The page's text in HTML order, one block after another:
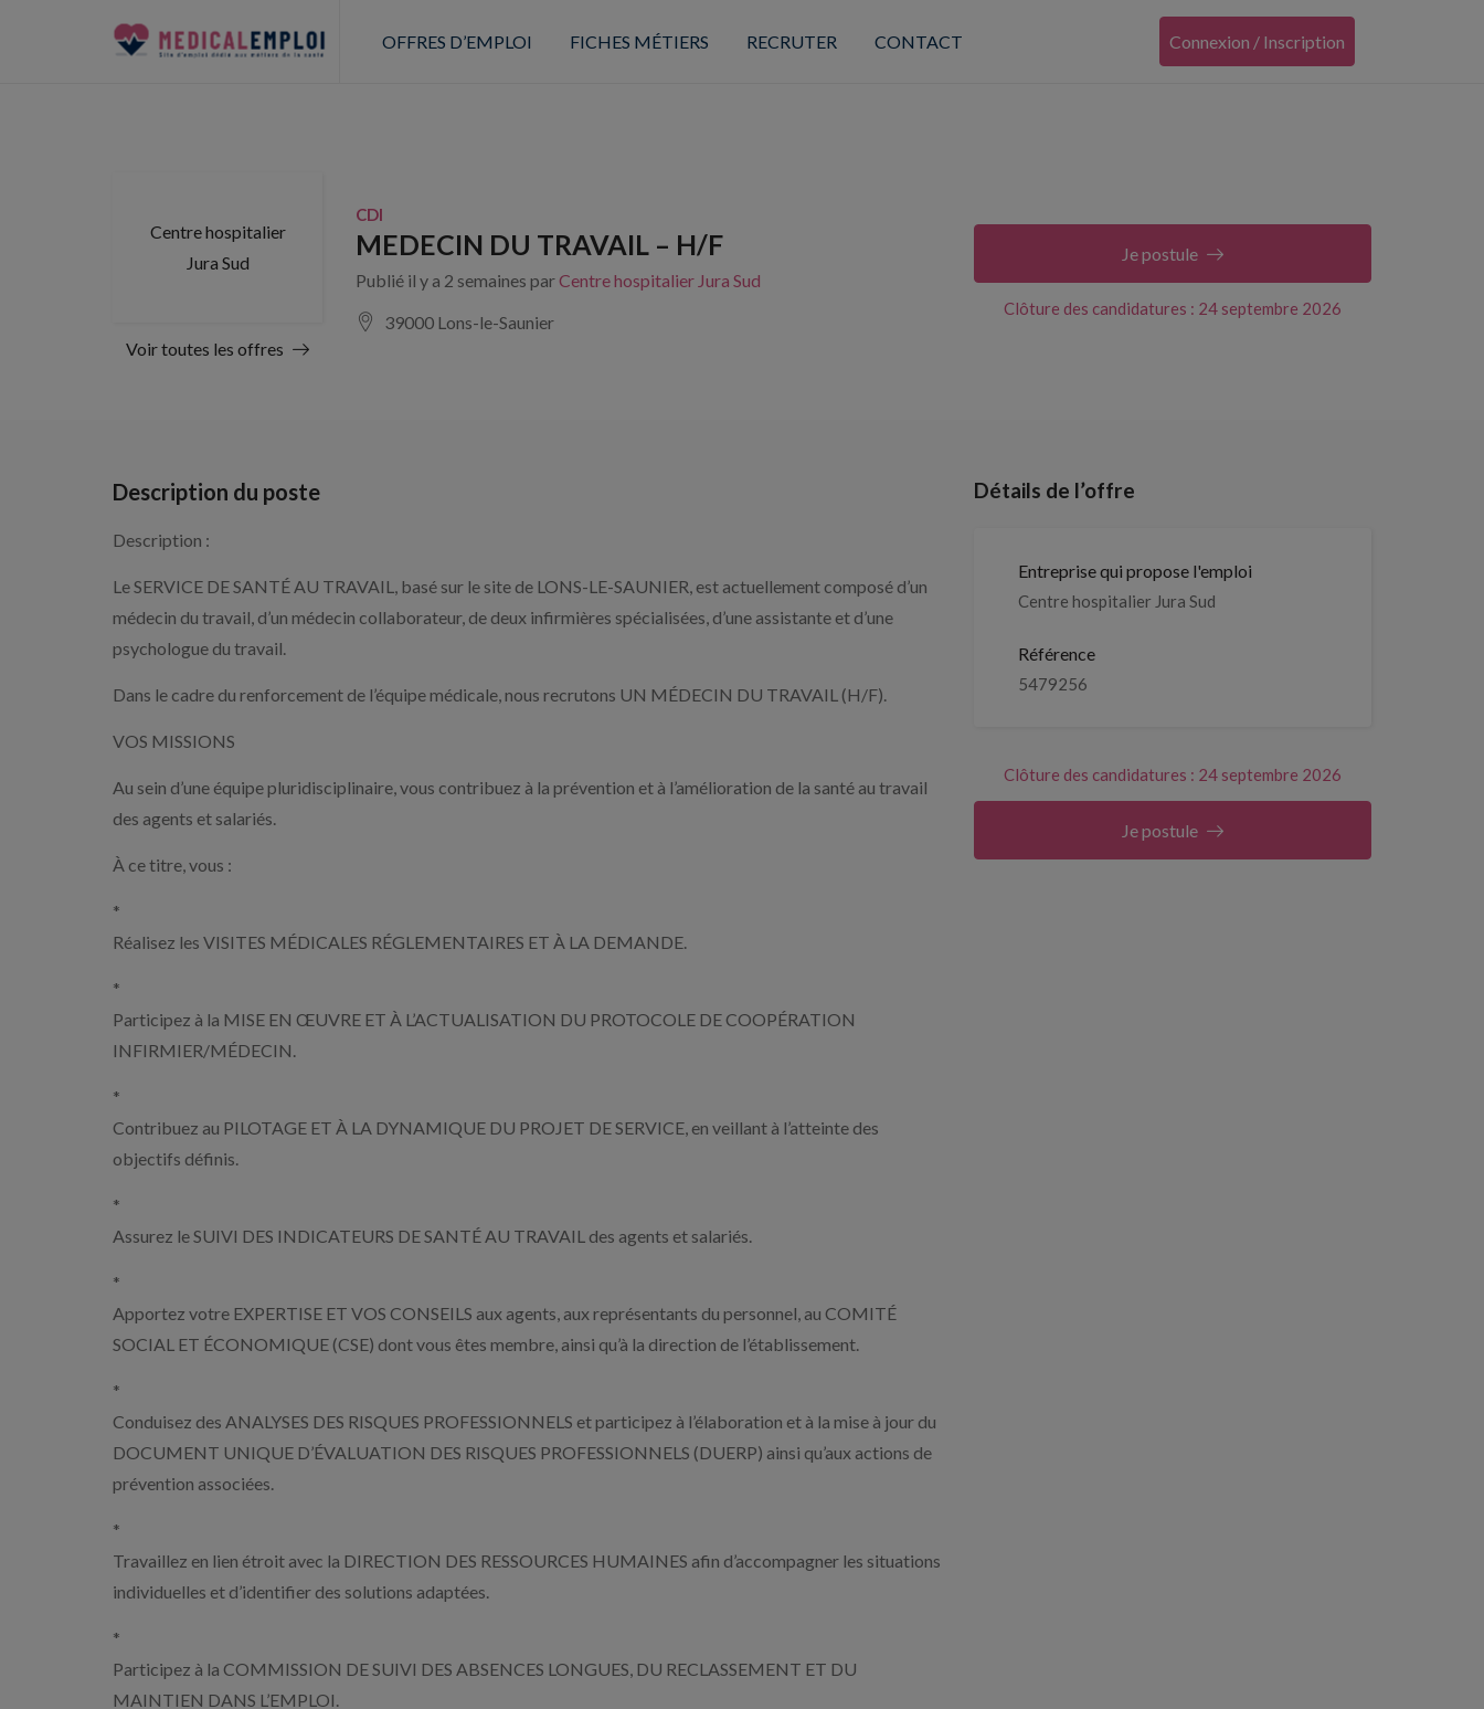
OFFRES D’EMPLOI FICHES MÉTIERS RECRUTER CONTACT Connexion / Inscription
Centre hospitalier
Jura Sud
Voir toutes les offres
CDI
MEDECIN DU TRAVAIL – H/F
Publié il y a 2 semaines parCentre hospitalier Jura Sud
39000 Lons-le-Saunier
Clôture des candidatures : 24 septembre 2026
Je postule
Description du poste
Description :
Le SERVICE DE SANTÉ AU TRAVAIL, basé sur le site de LONS-LE-SAUNIER, est actuellement composé d’un
médecin du travail, d’un médecin collaborateur, de deux infirmières spécialisées, d’une assistante et d’une
psychologue du travail.
Dans le cadre du renforcement de l’équipe médicale, nous recrutons UN MÉDECIN DU TRAVAIL (H/F).
VOS MISSIONS
Au sein d’une équipe pluridisciplinaire, vous contribuez à la prévention et à l’amélioration de la santé au travail
des agents et salariés.
À ce titre, vous :
*
Réalisez les VISITES MÉDICALES RÉGLEMENTAIRES ET À LA DEMANDE.
*
Participez à la MISE EN ŒUVRE ET À L’ACTUALISATION DU PROTOCOLE DE COOPÉRATION
INFIRMIER/MÉDECIN.
*
Contribuez au PILOTAGE ET À LA DYNAMIQUE DU PROJET DE SERVICE, en veillant à l’atteinte des
objectifs définis.
*
Assurez le SUIVI DES INDICATEURS DE SANTÉ AU TRAVAIL des agents et salariés.
*
Apportez votre EXPERTISE ET VOS CONSEILS aux agents, aux représentants du personnel, au COMITÉ
SOCIAL ET ÉCONOMIQUE (CSE) dont vous êtes membre, ainsi qu’à la direction de l’établissement.
*
Conduisez des ANALYSES DES RISQUES PROFESSIONNELS et participez à l’élaboration et à la mise à jour du
DOCUMENT UNIQUE D’ÉVALUATION DES RISQUES PROFESSIONNELS (DUERP) ainsi qu’aux actions de
prévention associées.
*
Travaillez en lien étroit avec la DIRECTION DES RESSOURCES HUMAINES afin d’accompagner les situations
individuelles et d’identifier des solutions adaptées.
*
Participez à la COMMISSION DE SUIVI DES ABSENCES LONGUES, DU RECLASSEMENT ET DU
MAINTIEN DANS L’EMPLOI.
Détails de l’offre
Entreprise qui propose l'emploi
Centre hospitalier Jura Sud
Référence
5479256
Clôture des candidatures : 24 septembre 2026
Je postule